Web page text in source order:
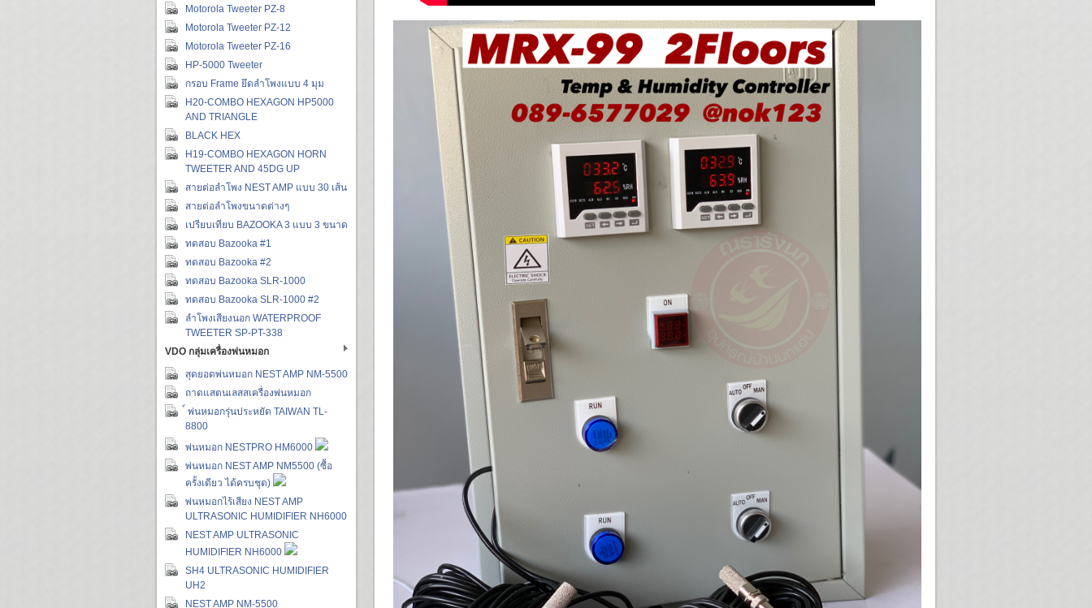
Motorola Tweeter PZ-8
Motorola Tweeter PZ-12
Motorola Tweeter PZ-16
HP-5000 Tweeter
กรอบ Frame ยึดลำโพงแบบ 4 มุม
H20-COMBO HEXAGON HP5000
AND TRIANGLE
BLACK HEX
H19-COMBO HEXAGON HORN
TWEETER AND 45DG UP
สายต่อลำโพง NEST AMP แบบ 30 เส้น
สายต่อลำโพงขนาดต่างๆ
เปรียบเทียบ BAZOOKA 3 แบบ 3 ขนาด
ทดสอบ Bazooka #1
ทดสอบ Bazooka #2
ทดสอบ Bazooka SLR-1000
ทดสอบ Bazooka SLR-1000 #2
ลำโพงเสียงนอก WATERPROOF
TWEETER SP-PT-338
VDO กลุ่มเครื่องพ่นหมอก
สุดยอดพ่นหมอก NEST AMP NM-5500
ถาดแสตนเลสสเครื่องพ่นหมอก
์ พ่นหมอกรุ่นประหยัด TAIWAN TL-
8800
พ่นหมอก NESTPRO HM6000
พ่นหมอก NEST AMP NM5500 (ซื้อ
ครั้งเดียว ได้ครบชุด)
พ่นหมอกไร้เสียง NEST AMP
ULTRASONIC HUMIDIFIER NH6000
NEST AMP ULTRASONIC
HUMIDIFIER NH6000
SH4 ULTRASONIC HUMIDIFIER
UH2
NEST AMP NM-5500